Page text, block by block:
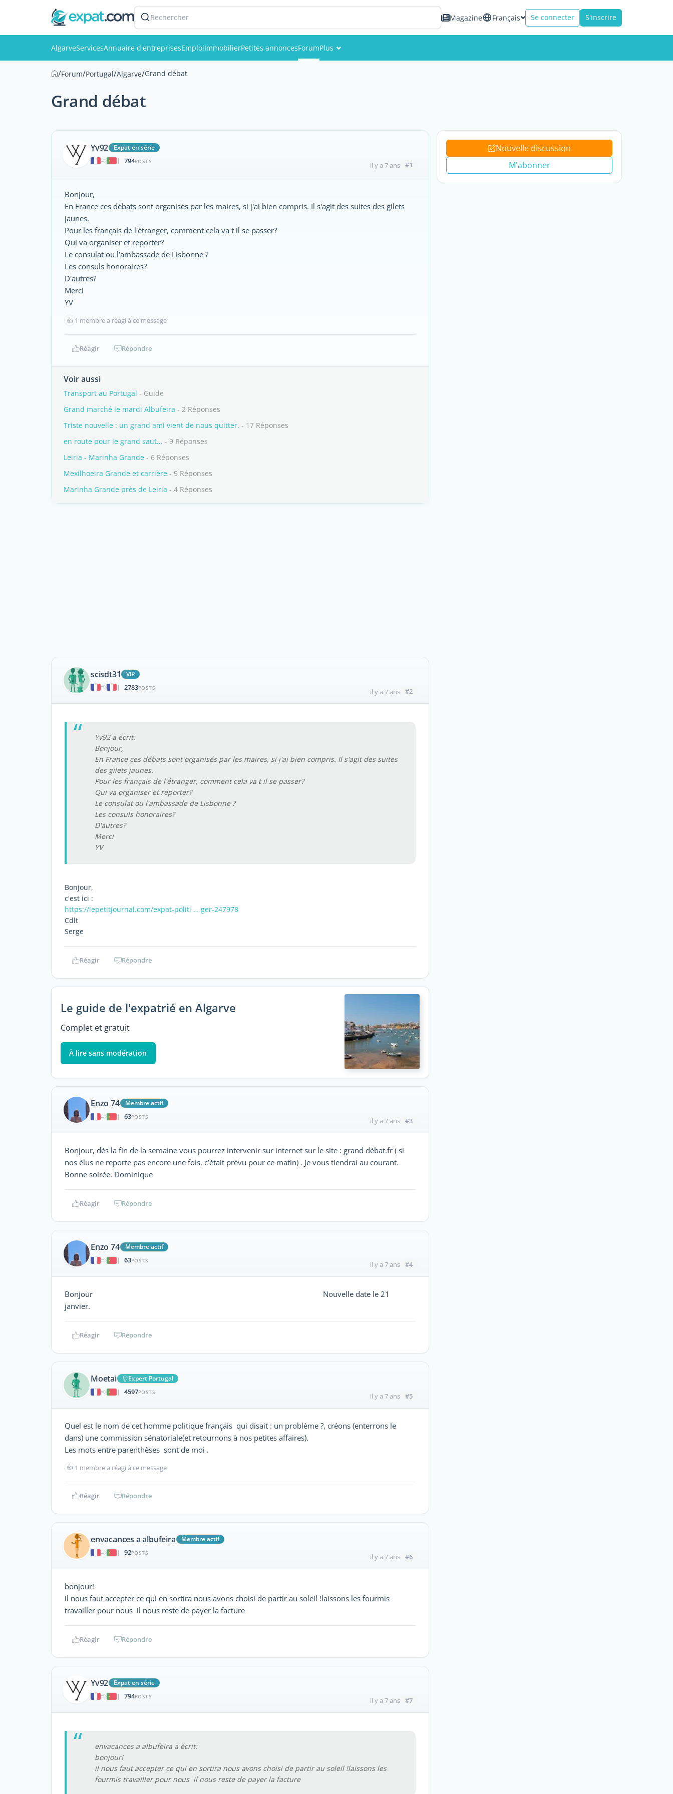
Rechercher Magazine Français Se connecter S'inscrire
AlgarveServicesAnnuaire d'entreprisesEmploiImmobilierPetites annoncesForumPlus
/Forum/Portugal/Algarve/Grand débat
Grand débat
Yv92
Expat en série
|
794POSTS il y a 7 ans #1
Bonjour,
En France ces débats sont organisés par les maires, si j'ai bien compris. Il s'agit des suites des gilets
jaunes.
Pour les français de l'étranger, comment cela va t il se passer?
Qui va organiser et reporter?
Le consulat ou l'ambassade de Lisbonne ?
Les consuls honoraires?
D'autres?
Merci
YV
👍 1 membre a réagi à ce message
Réagir Répondre
Voir aussi
Transport au Portugal - Guide
Grand marché le mardi Albufeira - 2 Réponses
Triste nouvelle : un grand ami vient de nous quitter. - 17 Réponses
en route pour le grand saut... - 9 Réponses
Leiria - Marinha Grande - 6 Réponses
Mexilhoeira Grande et carrière - 9 Réponses
Marinha Grande près de Leiria - 4 Réponses
scisdt31
ViP
|
2783POSTS il y a 7 ans #2
Yv92 a écrit:
Bonjour,
En France ces débats sont organisés par les maires, si j'ai bien compris. Il s'agit des suites
des gilets jaunes.
Pour les français de l'étranger, comment cela va t il se passer?
Qui va organiser et reporter?
Le consulat ou l'ambassade de Lisbonne ?
Les consuls honoraires?
D'autres?
Merci
YV
Bonjour,
c'est ici :
https://lepetitjournal.com/expat-politi … ger-247978
Cdlt
Serge
Réagir Répondre
Le guide de l'expatrié en Algarve
Complet et gratuit
À lire sans modération
Enzo 74
Membre actif
|
63POSTS il y a 7 ans #3
Bonjour, dès la fin de la semaine vous pourrez intervenir sur internet sur le site : grand débat.fr ( si
nos élus ne reporte pas encore une fois, c’était prévu pour ce matin) . Je vous tiendrai au courant.
Bonne soirée. Dominique
Réagir Répondre
Enzo 74
Membre actif
|
63POSTS il y a 7 ans #4
Bonjour Nouvelle date le 21
janvier.
Réagir Répondre
Moetai
Expert Portugal
|
4597POSTS il y a 7 ans #5
Quel est le nom de cet homme politique français qui disait : un problème ?, créons (enterrons le
dans) une commission sénatoriale(et retournons à nos petites affaires).
Les mots entre parenthèses sont de moi .
👍 1 membre a réagi à ce message
Réagir Répondre
envacances a albufeira
Membre actif
|
92POSTS il y a 7 ans #6
bonjour!
il nous faut accepter ce qui en sortira nous avons choisi de partir au soleil !laissons les fourmis
travailler pour nous il nous reste de payer la facture
Réagir Répondre
Yv92
Expat en série
|
794POSTS il y a 7 ans #7
envacances a albufeira a écrit:
bonjour!
il nous faut accepter ce qui en sortira nous avons choisi de partir au soleil !laissons les
fourmis travailler pour nous il nous reste de payer la facture
Nouvelle discussion
M'abonner